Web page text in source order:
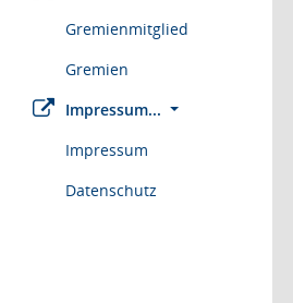
Gremienmitglied
Gremien
Impressum...
Impressum
Datenschutz